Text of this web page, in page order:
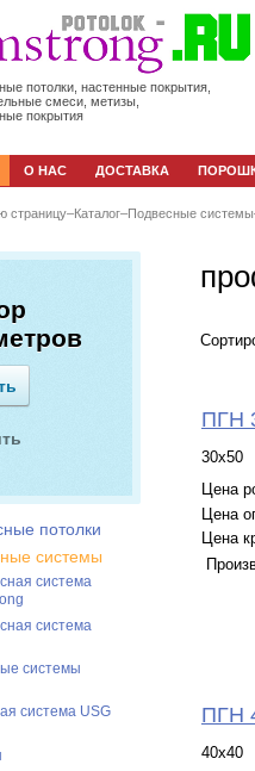
потолки, настенные покрытия,
смеси, метизы,
покрытия
О НАС ДОСТАВКА
–Каталог–Подвесные системы
потолки
системы
система
система
системы
система USG
ПГН
30х50
Цена
Цена
Цена
ПГН
40х40